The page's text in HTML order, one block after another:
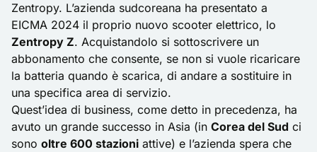
Zentropy. L’azienda sudcoreana ha presentato a
EICMA 2024 il proprio nuovo scooter elettrico, lo
Zentropy Z. Acquistandolo si sottoscrivere un
abbonamento che consente, se non si vuole ricaricare
la batteria quando è scarica, di andare a sostituire in
una specifica area di servizio.
Quest’idea di business, come detto in precedenza, ha
avuto un grande successo in Asia (in Corea del Sud ci
sono oltre 600 stazioni attive) e l’azienda spera che